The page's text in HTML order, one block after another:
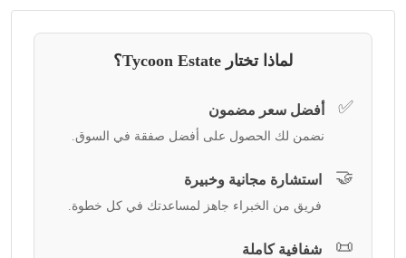
لماذا تختار Tycoon Estate؟
✅ أفضل سعر مضمون
نضمن لك الحصول على أفضل صفقة في السوق.
🤝 استشارة مجانية وخبيرة
فريق من الخبراء جاهز لمساعدتك في كل خطوة.
📜 شفافية كاملة